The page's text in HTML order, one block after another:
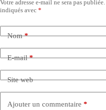
Votre adresse e-mail ne sera pas publiée.
indiqués avec *
Nom*
E-mail*
Site web
Ajouter un commentaire *